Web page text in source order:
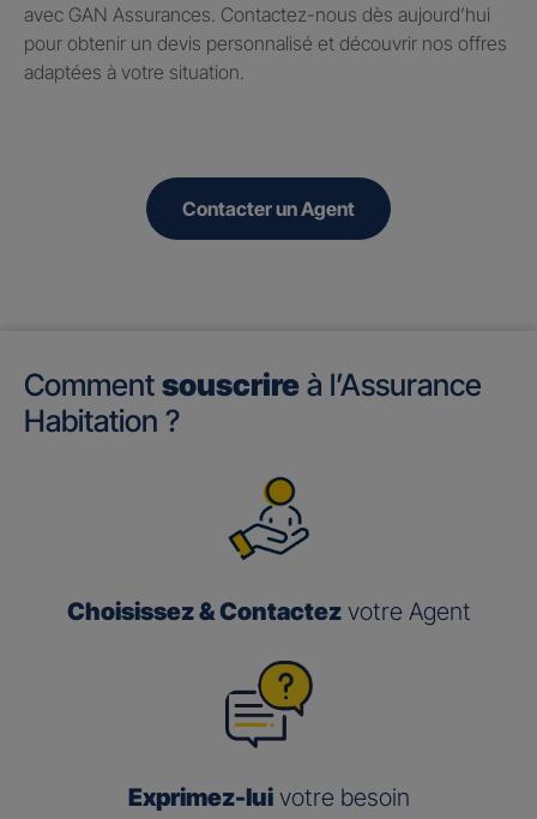
avec GAN Assurances. Contactez-nous dès aujourd’hui
pour obtenir un devis personnalisé et découvrir nos offres
adaptées à votre situation.
Contacter un Agent
Comment souscrire à l’Assurance
Habitation ?
Choisissez & Contactezvotre Agent
Exprimez-luivotre besoin